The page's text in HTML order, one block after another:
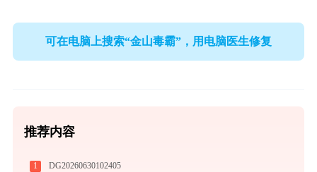
可在电脑上搜索“金山毒霸”，用电脑医生修复
推荐内容
1 DG20260630102405